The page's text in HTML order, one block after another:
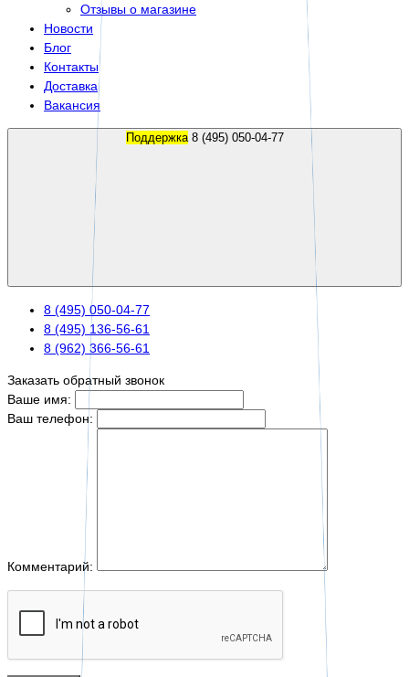
Отзывы о магазине
Новости
Блог
Контакты
Доставка
Вакансия
Поддержка 8 (495) 050-04-77
8 (495) 050-04-77
8 (495) 136-56-61
8 (962) 366-56-61
Заказать обратный звонок
Ваше имя:
Ваш телефон:
Комментарий: